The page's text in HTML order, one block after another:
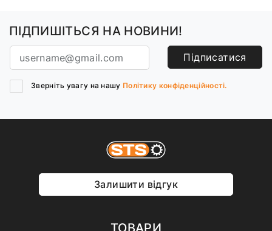
ПІДПИШІТЬСЯ НА НОВИНИ!
Підписатися
Зверніть увагу на нашу Політику конфіденційності.
Залишити відгук
ТОВАРИ